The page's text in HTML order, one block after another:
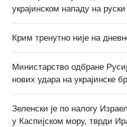
украјинском нападу на
Крим тренутно није на
Министарство одбране
нових удара на украјинске
Зеленски је по налогу
у Каспијском мору, тврди